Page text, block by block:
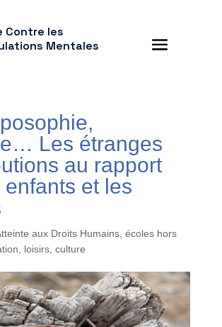
Contre les
Mentales
Les étranges
au rapport
enfants et les
aux Droits Humains, écoles hors
loisirs, culture